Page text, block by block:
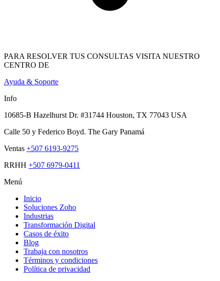
PARA RESOLVER TUS CONSULTAS VISITA NUESTRO
CENTRO DE
Ayuda & Soporte
Info
10685-B Hazelhurst Dr. #31744 Houston, TX 77043 USA
Calle 50 y Federico Boyd. The Gary Panamá
Ventas +507 6193-9275
RRHH +507 6979-0411
Menú
Inicio
Soluciones Zoho
Industrias
Transformación Digital
Casos de éxito
Blog
Trabaja con nosotros
Términos y condiciones
Política de privacidad